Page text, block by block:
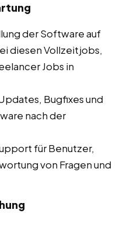
der Software auf
diesen Vollzeitjobs,
Jobs in
Bugfixes und
nach der
für Benutzer,
von Fragen und